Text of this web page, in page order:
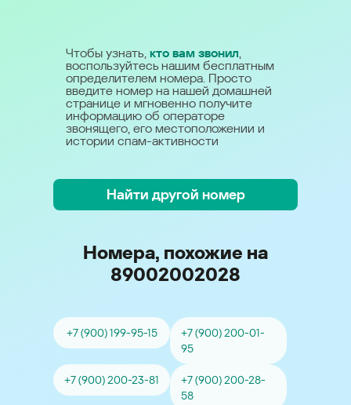
Чтобы узнать, кто вам звонил,
воспользуйтесь нашим бесплатным
определителем номера. Просто
введите номер на нашей домашней
странице и мгновенно получите
информацию об операторе
звонящего, его местоположении и
истории спам-активности
Найти другой номер
Номера, похожие на
89002002028
+7 (900) 199-95-15
+7 (900) 200-01-
95
+7 (900) 200-23-81
+7 (900) 200-28-
58